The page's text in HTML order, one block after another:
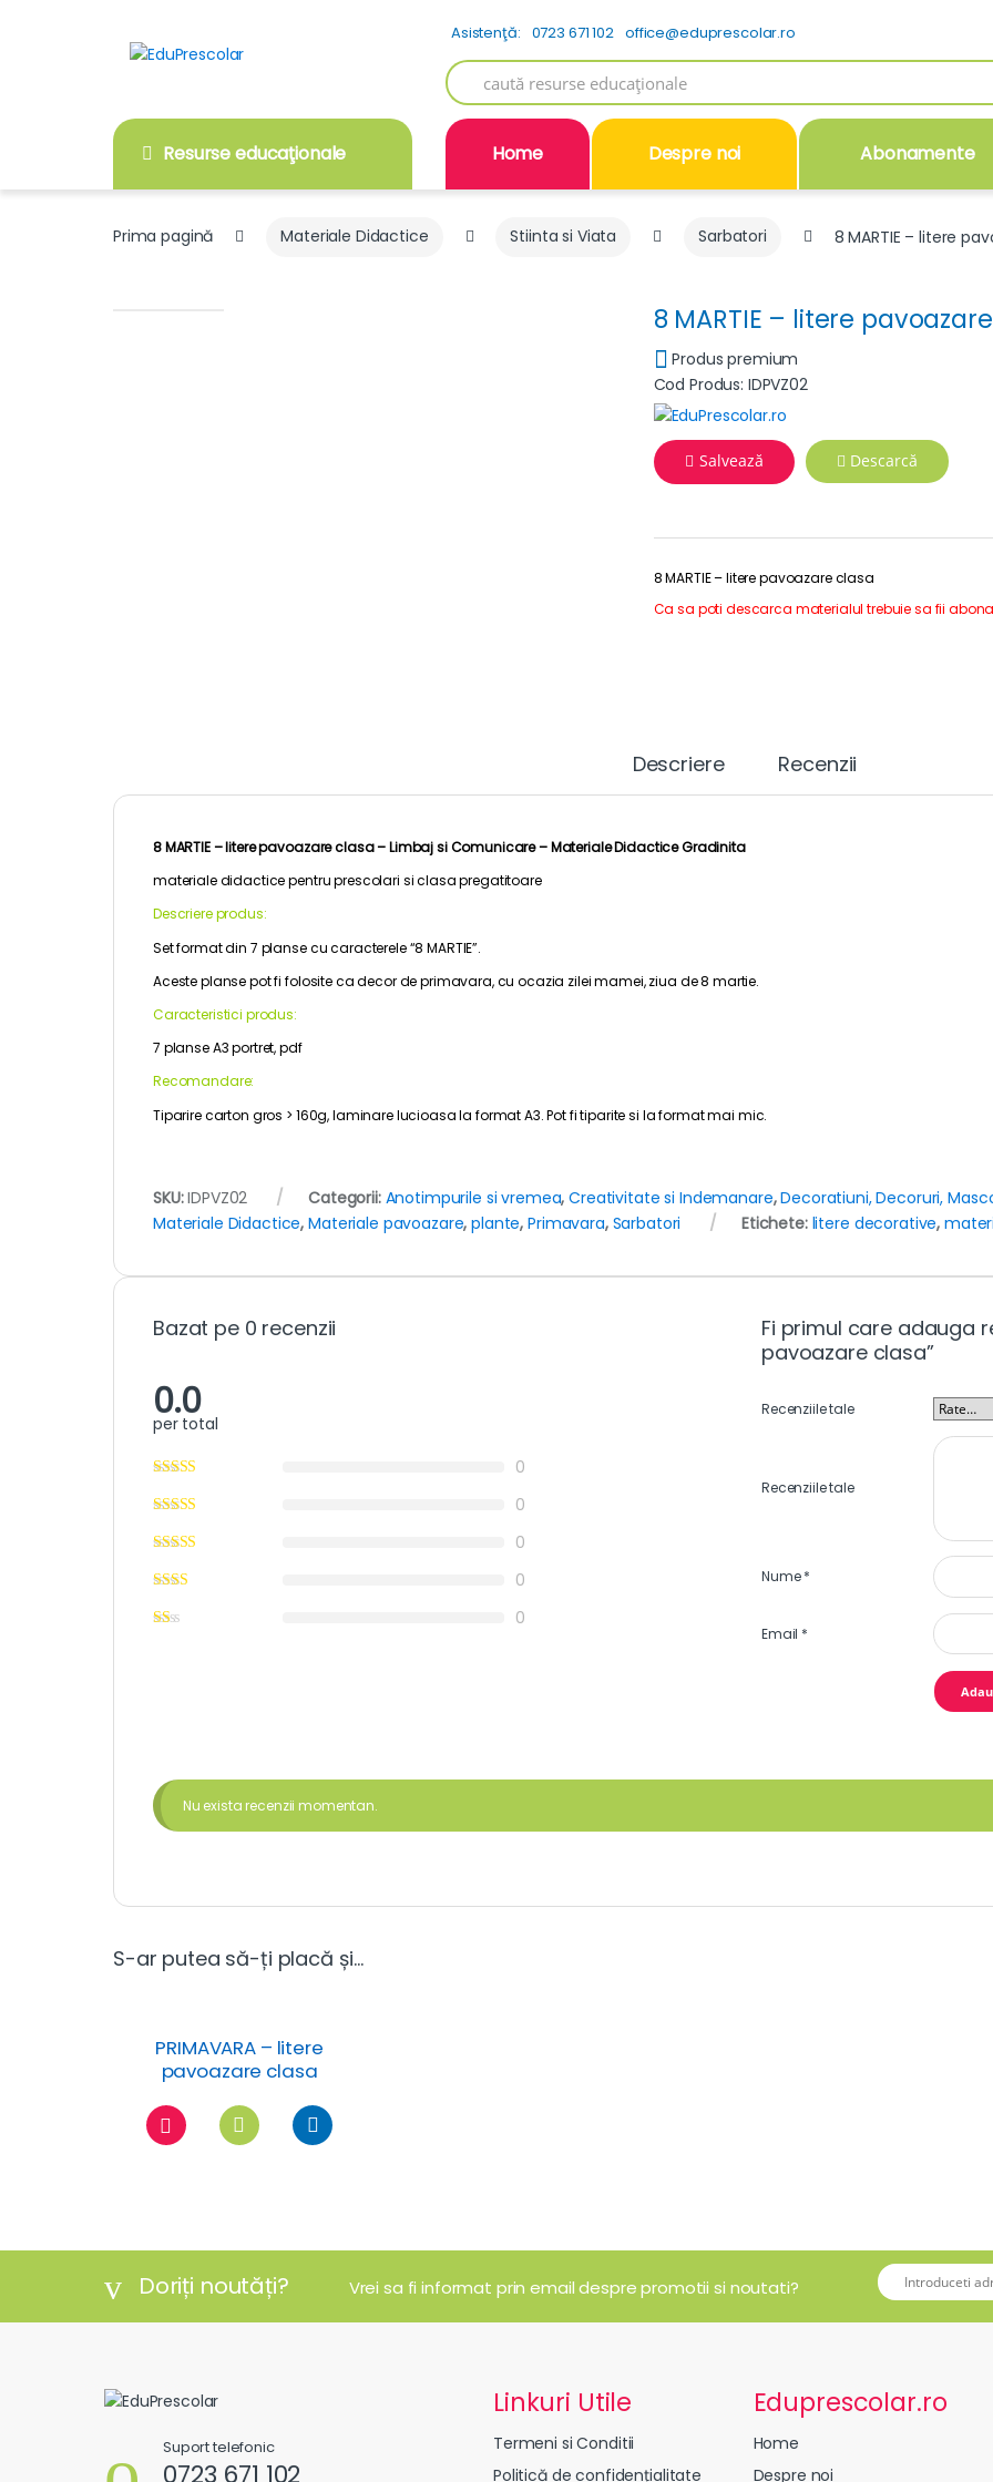
Asistenţă: 0723 671 102 office@eduprescolar.ro
Search
for:
Resurse educaţionale Home Despre noi Abonamente
Prima pagină Materiale Didactice Stiinta si Viata Sarbatori 8 MARTIE – litere
8 MARTIE – litere
Produs premium
Cod Produs: IDPVZ02
Salvează Descarcă
8 MARTIE – litere pavoazare clasa
Ca sa poti descarca materialul trebuie sa fii
Descriere Recenzii
8 MARTIE – litere pavoazare clasa –Limbaj si Comunicare– Materiale Didactice Gradinita
materiale didactice pentruprescolari si clasa pregatitoare
Descriere produs:
Set format din 7 planse cu caracterele “8 MARTIE”.
Aceste planse pot fi folosite ca decor de primavara, cu ocazia zilei mamei, ziua de 8 martie.
Caracteristici produs:
7 planse A3 portret, pdf
Recomandare:
Tiparire carton gros > 160g, laminare lucioasa la format A3. Pot fi tiparite si la format mai mic.
SKU:IDPVZ02 Categorii: Anotimpurile si vremea,Creativitate si Indemanare,Decoratiuni, Decoruri,
Materiale Didactice,Materiale pavoazare,plante,Primavara, Sarbatori Etichete: litere decorative,
Bazat pe 0 recenzii
0.0
per total
0
0
0
0
0
Fi primul care adauga
pavoazare clasa”
Recenziile tale
Recenziile tale
Nume*
Email *
Nu exista recenzii momentan.
S-ar putea să-ți placă și…
PRIMAVARA – litere
pavoazare clasa
Doriți noutăți? Vrei sa fi informat prin email despre promotii si noutati?
Suport telefonic
Linkuri Utile
Termeni si Conditii
Politică de confidențialitate
Eduprescolar.ro
Home
Despre noi